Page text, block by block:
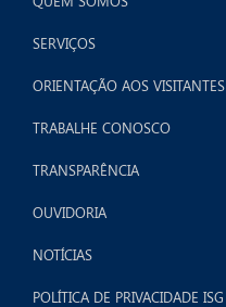
SERVIÇOS
ORIENTAÇÃO AOS VISITANTES
TRABALHE CONOSCO
TRANSPARÊNCIA
OUVIDORIA
NOTÍCIAS
POLÍTICA DE PRIVACIDADE ISG